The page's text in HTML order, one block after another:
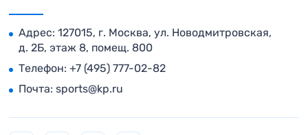
Адрес: 127015, г. Москва, ул. Новодмитровская,
д. 2Б, этаж 8, помещ. 800
Телефон: +7 (495) 777-02-82
Почта: sports@kp.ru